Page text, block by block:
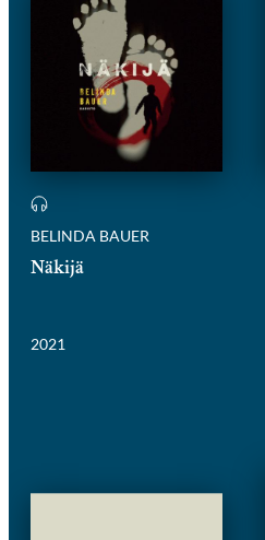
BELINDA BAUER
Näkijä
2021